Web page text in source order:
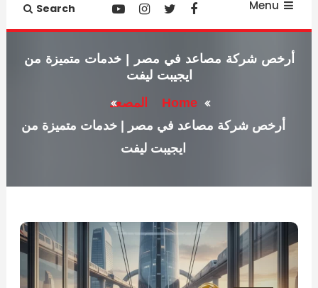
Menu
Search
أرخص شركة مصاعد في مصر | خدمات متميزة من
ايجيبت ليفت
Home
المصعد
أرخص شركة مصاعد في مصر | خدمات متميزة من
ايجيبت ليفت